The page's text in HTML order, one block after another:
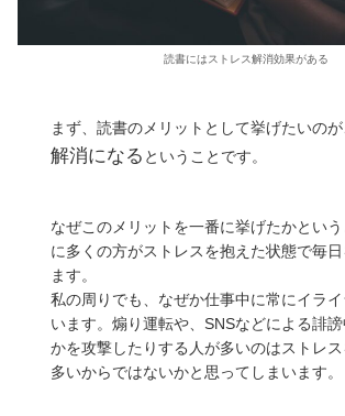
読書にはストレス解消効果がある
まず、読書のメリットとして挙げたいのが
解消になる ということです。
なぜこのメリットを一番に挙げたかとい
に多くの方がストレスを抱えた状態で毎
ます。
私の周りでも、なぜか仕事中に常にイラ
います。煽り運転や、SNSなどによる誹
かを攻撃したりする人が多いのはストレ
多いからではないかと思ってしまいます。